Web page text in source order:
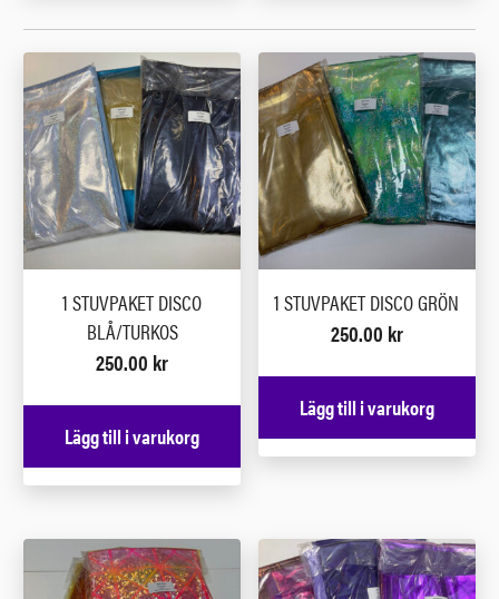
1 STUVPAKET DISCO
BLÅ/TURKOS
250.00 kr
Lägg till i varukorg
1 STUVPAKET DISCO GRÖN
250.00 kr
Lägg till i varukorg